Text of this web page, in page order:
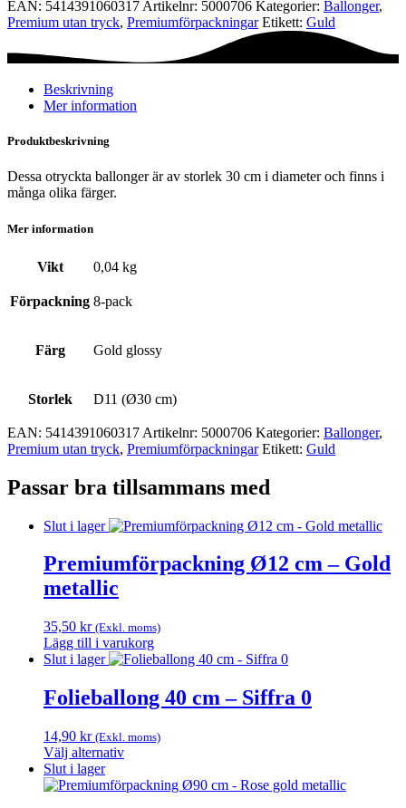
-
Gold
mängd
EAN: 5414391060317 Artikelnr: 5000706 Kategorier: Ballonger,
Premium utan tryck, Premium­förpackningar Etikett: Guld
Beskrivning
Mer information
Produktbeskrivning
Dessa otryckta ballonger är av storlek 30 cm i diameter och finns i
många olika färger.
Mer information
Vikt 0,04 kg
Förpackning 8-pack
Färg Gold glossy
Storlek D11 (Ø30 cm)
EAN: 5414391060317 Artikelnr: 5000706 Kategorier: Ballonger,
Premium utan tryck, Premium­förpackningar Etikett: Guld
Passar bra tillsammans med
Slut i lager
Premiumförpackning Ø12 cm – Gold
metallic
35,50 kr (Exkl. moms)
Lägg till i varukorg
Slut i lager
Folieballong 40 cm – Siffra 0
14,90 kr (Exkl. moms)
Välj alternativ
Den
här
Slut i lager